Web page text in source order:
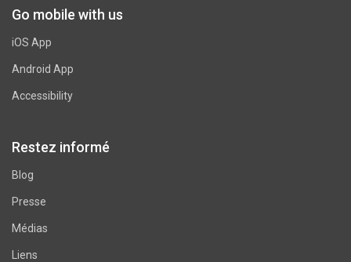
Go mobile with us
iOS App
Android App
Accessibility
Restez informé
Blog
Presse
Médias
Liens